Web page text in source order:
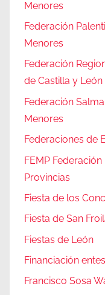
Menores
Federación
Menores
Federación
de Castilla y León
Federación
Menores
Federaciones de
FEMP
Provincias
Fiesta de los
Fiesta de San
Fiestas de León
Financiación
Francisco Sosa